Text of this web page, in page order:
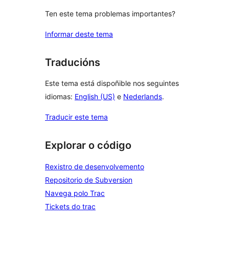
Ten este tema problemas importantes?
Informar deste tema
Traducións
Este tema está dispoñible nos seguintes
idiomas: English (US) e Nederlands.
Traducir este tema
Explorar o código
Rexistro de desenvolvemento
Repositorio de Subversion
Navega polo Trac
Tickets do trac